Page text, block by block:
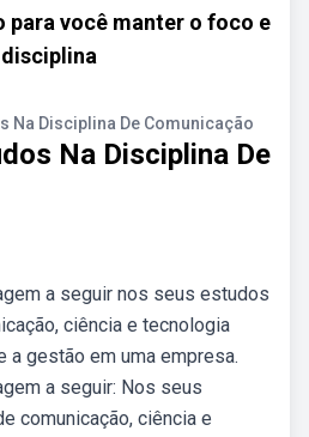
para você manter o foco e
Na Disciplina De Comunicação
Na Disciplina De
a seguir nos seus estudos
ciência e tecnologia
a gestão em uma empresa.
a seguir: Nos seus
comunicação, ciência e